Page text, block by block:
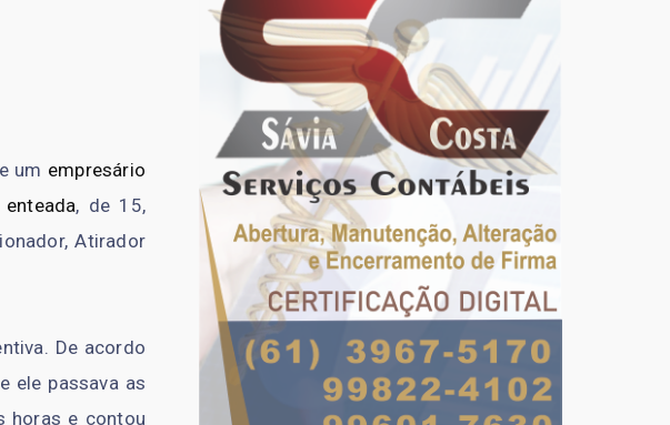
um empresário
, de 15,
Atirador
De acordo
ele passava as
horas e contou